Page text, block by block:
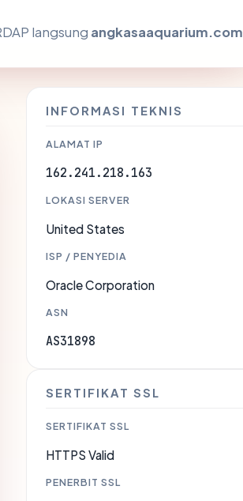
langsung angkasaaquarium.com
INFORMASI TEKNIS
ALAMAT IP
162.241.218.163
LOKASI SERVER
United States
ISP / PENYEDIA
Oracle Corporation
ASN
AS31898
SERTIFIKAT SSL
SERTIFIKAT SSL
HTTPS Valid
PENERBIT SSL